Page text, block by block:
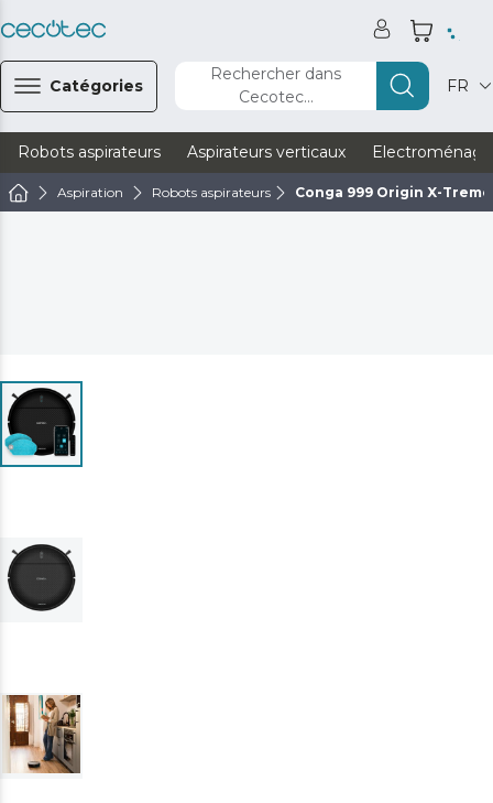
Catégories
Rechercher dans
Cecotec...
FR
Robots aspirateurs Aspirateurs verticaux
Aspiration Robots aspirateurs Conga 999 Origin X-Treme